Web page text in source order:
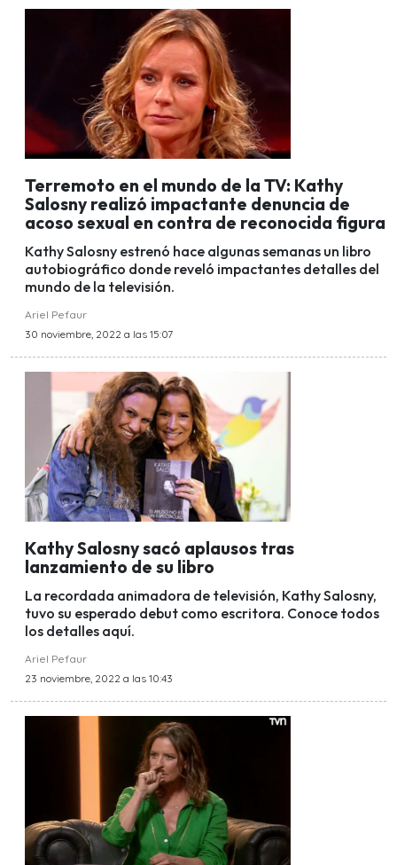
Terremoto en el mundo de la TV: Kathy
Salosny realizó impactante denuncia de
acoso sexual en contra de reconocida figura
Kathy Salosny estrenó hace algunas semanas un libro
autobiográfico donde reveló impactantes detalles del
mundo de la televisión.
Ariel Pefaur
30 noviembre, 2022 a las 15:07
Kathy Salosny sacó aplausos tras
lanzamiento de su libro
La recordada animadora de televisión, Kathy Salosny,
tuvo su esperado debut como escritora. Conoce todos
los detalles aquí.
Ariel Pefaur
23 noviembre, 2022 a las 10:43